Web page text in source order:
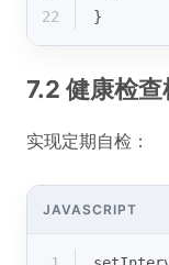
22
}
7.2 健康检查
实现定期自检：
JAVASCRIPT